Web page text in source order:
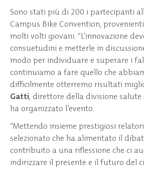
Sono stati più di 200 i partecipanti
Campus Bike Convention,
molti volti giovani. “L’innovazione
consuetudini e metterle in
modo per individuare e superare i
continuiamo a fare quello che
difficilmente otterremo risultati
Gatti, direttore della divisione salute
ha organizzato l’evento.
“Mettendo insieme prestigiosi
selezionato che ha alimentato il
contribuito a una riflessione che ci
indirizzare il presente e il futuro del